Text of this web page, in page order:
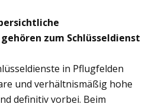
zum Schlüsseldienst
in Pflugfelden
und verhältnismäßig hohe
definitiv vorbei. Beim